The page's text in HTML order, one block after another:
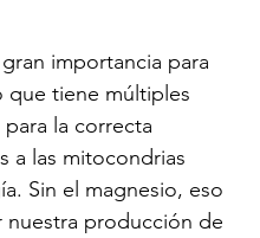
importancia para
que tiene múltiples
la correcta
a las mitocondrias
Sin el magnesio, eso
nuestra producción de